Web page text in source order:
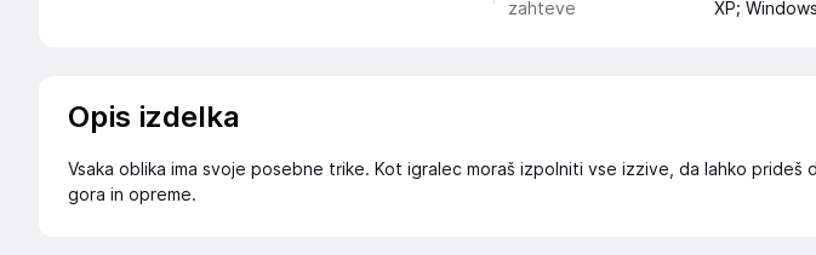
zahteve
XP;
Opis izdelka
Vsaka oblika ima svoje posebne trike. Kot igralec moraš izpolniti vse izzive, da lahko prideš
gora in opreme.